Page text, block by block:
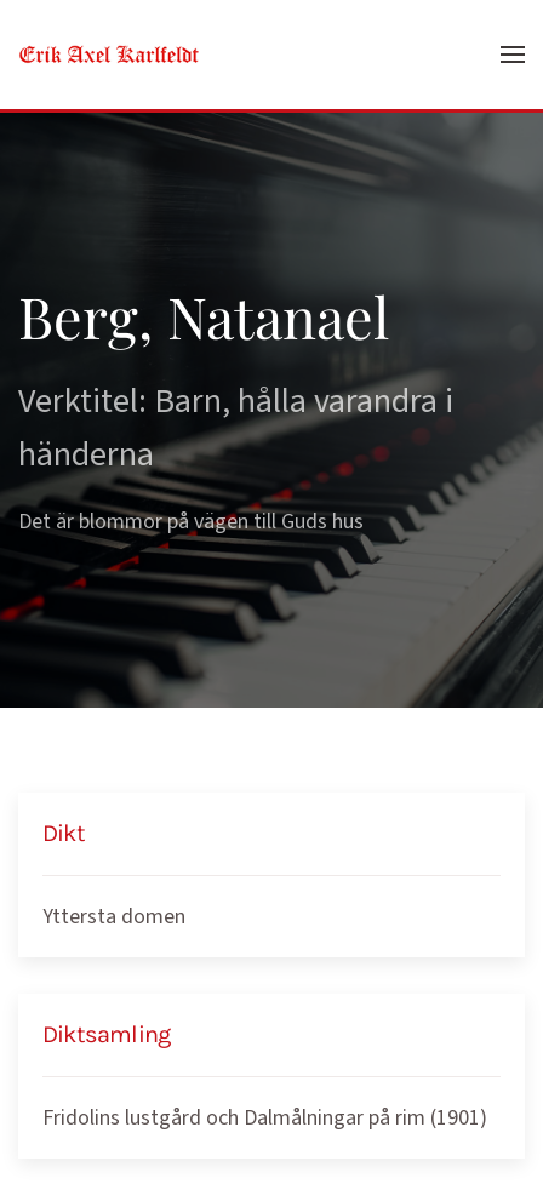
Skip to main content
Berg, Natanael
Verktitel: Barn, hålla varandra i
händerna
Det är blommor på vägen till Guds hus
Dikt
Yttersta domen
Diktsamling
Fridolins lustgård och Dalmålningar på rim (1901)